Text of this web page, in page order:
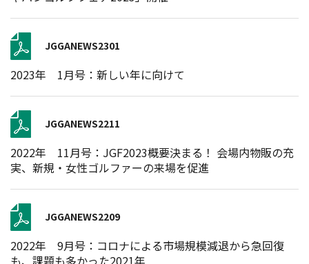
JGGANEWS2301
2023年 1月号：新しい年に向けて
JGGANEWS2211
2022年 11月号：JGF2023概要決まる！ 会場内物販の充
実、新規・女性ゴルファーの来場を促進
JGGANEWS2209
2022年 9月号：コロナによる市場規模減退から急回復
も、課題も多かった2021年